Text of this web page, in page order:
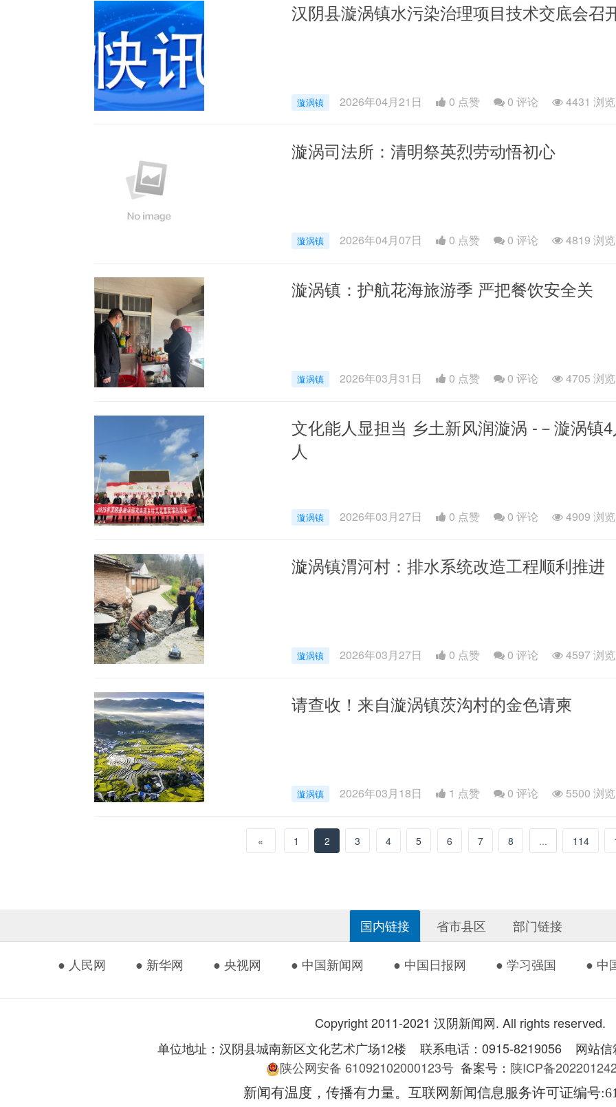
汉阴县漩涡镇水污染治理项目技术交底会召
漩涡镇 2026年04月21日 0 点赞 0 评论 4431 浏览
漩涡司法所：清明祭英烈劳动悟初心
漩涡镇 2026年04月07日 0 点赞 0 评论 4819 浏览
漩涡镇：护航花海旅游季 严把餐饮安全关
漩涡镇 2026年03月31日 0 点赞 0 评论 4705 浏览
文化能人显担当 乡土新风润漩涡 -－漩涡镇
人
漩涡镇 2026年03月27日 0 点赞 0 评论 4909 浏览
漩涡镇渭河村：排水系统改造工程顺利推进
漩涡镇 2026年03月27日 0 点赞 0 评论 4597 浏览
请查收！来自漩涡镇茨沟村的金色请柬
漩涡镇 2026年03月18日 1 点赞 0 评论 5500 浏览
« 1 2 3 4 5 6 7 8 ... 114
国内链接 省市县区 部门链接
● 人民网 ● 新华网 ● 央视网 ● 中国新闻网 ● 中国日报网 ● 学习强国 ● 中
Copyright 2011-2021 汉阴新闻网. All rights reserved.
单位地址：汉阴县城南新区文化艺术广场12楼 联系电话：0915-8219056 网站信
陕公网安备 61092102000123号 备案号： 陕ICP备
新闻有温度，传播有力量。互联网新闻信息服务许可证编号